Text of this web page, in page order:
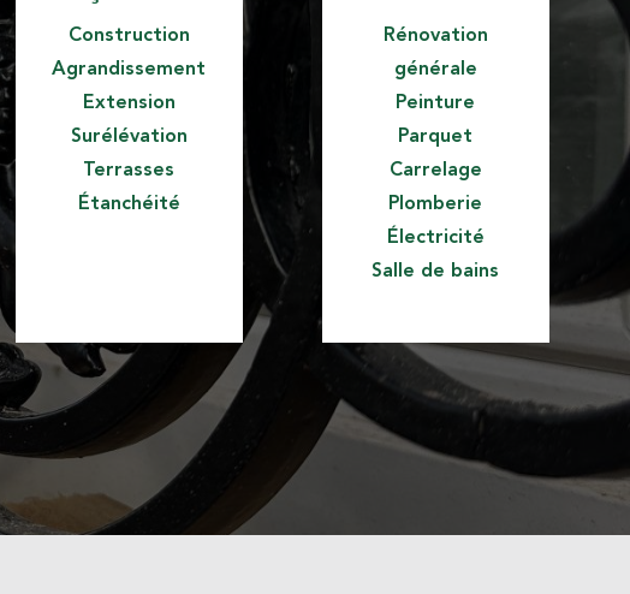
Construction
Agrandissement
Extension
Surélévation
Terrasses
Étanchéité
Rénovation
générale
Peinture
Parquet
Carrelage
Plomberie
Électricité
Salle de bains